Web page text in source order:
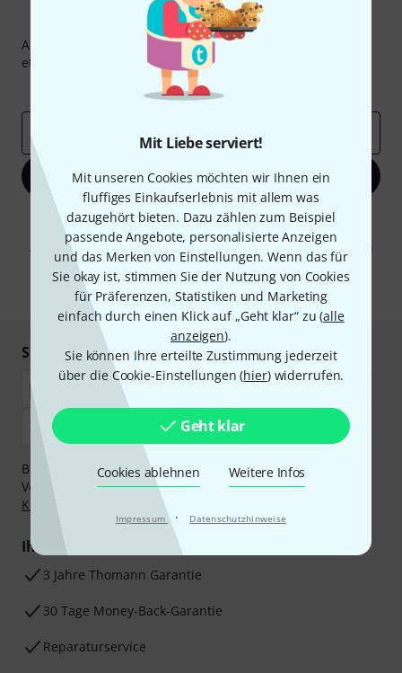
Mit Liebe serviert!
Mit unseren Cookies möchten wir Ihnen ein
fluffiges Einkaufserlebnis mit allem was
dazugehört bieten. Dazu zählen zum Beispiel
passende Angebote, personalisierte Anzeigen
und das Merken von Einstellungen. Wenn das für
Sie okay ist, stimmen Sie der Nutzung von Cookies
für Präferenzen, Statistiken und Marketing
einfach durch einen Klick auf „Geht klar“ zu (alle
anzeigen).
Sie können Ihre erteilte Zustimmung jederzeit
über die Cookie-Einstellungen (hier) widerrufen.
Geht klar
Cookies ablehnen Weitere Infos
Impressum · Datenschutzhinweise
Thomann Newsletter
Abonniere den Thomann Newsletter und gewinne mit
etwas Glück einen von
50 Gutscheinen
Inspirierende Beiträge
Deals
Jetzt anmelden
Mit Klick auf „Jetzt anmelden“ stimmen Sie dem Erhalt von E-Mail-
Werbung und einer Messung des E-Mail-Nutzungsverhaltens zu. Die
Abmeldung ist jederzeit möglich. Weitere Informationen finden Sie in
unserenDatenschutzhinweisen.
* Pflichtfeld
Sicher einkaufen & bezahlen
Bezahlen Sie vertraulich und sicher per Nachnahme,
Vorkasse, PayPal, Amazon Pay,
Klarna Sofort bezahlen
Klarna Ratenzahlung
oder Kreditkarte.
Ihre Vorteile
3 Jahre Thomann Garantie
30 Tage Money-Back-Garantie
Reparaturservice